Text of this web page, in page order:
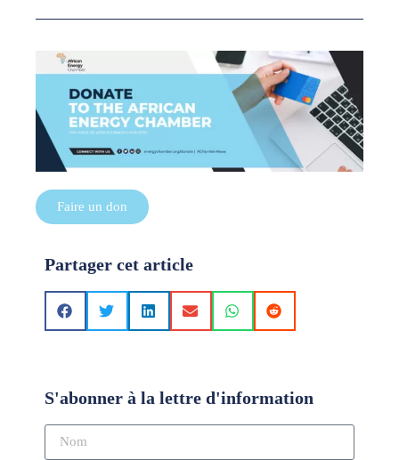
Faire un don
Partager cet article
S'abonner à la lettre d'information